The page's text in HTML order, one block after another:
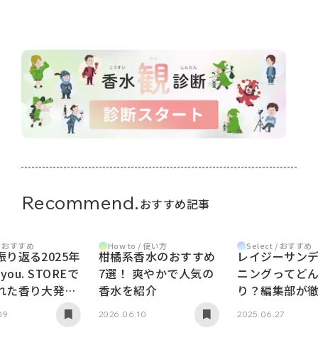
Recommend.おすすめ記事
すすめ
り返る2025年
STOREで
た香り大発
How to / 使い方
柑橘系香水のおすすめ
7選！ 爽やかで人気の
香水を紹介
2026.06.10
Select / おすすめ
レイジーサン
ニングってど
り？編集部が
2025.06.27